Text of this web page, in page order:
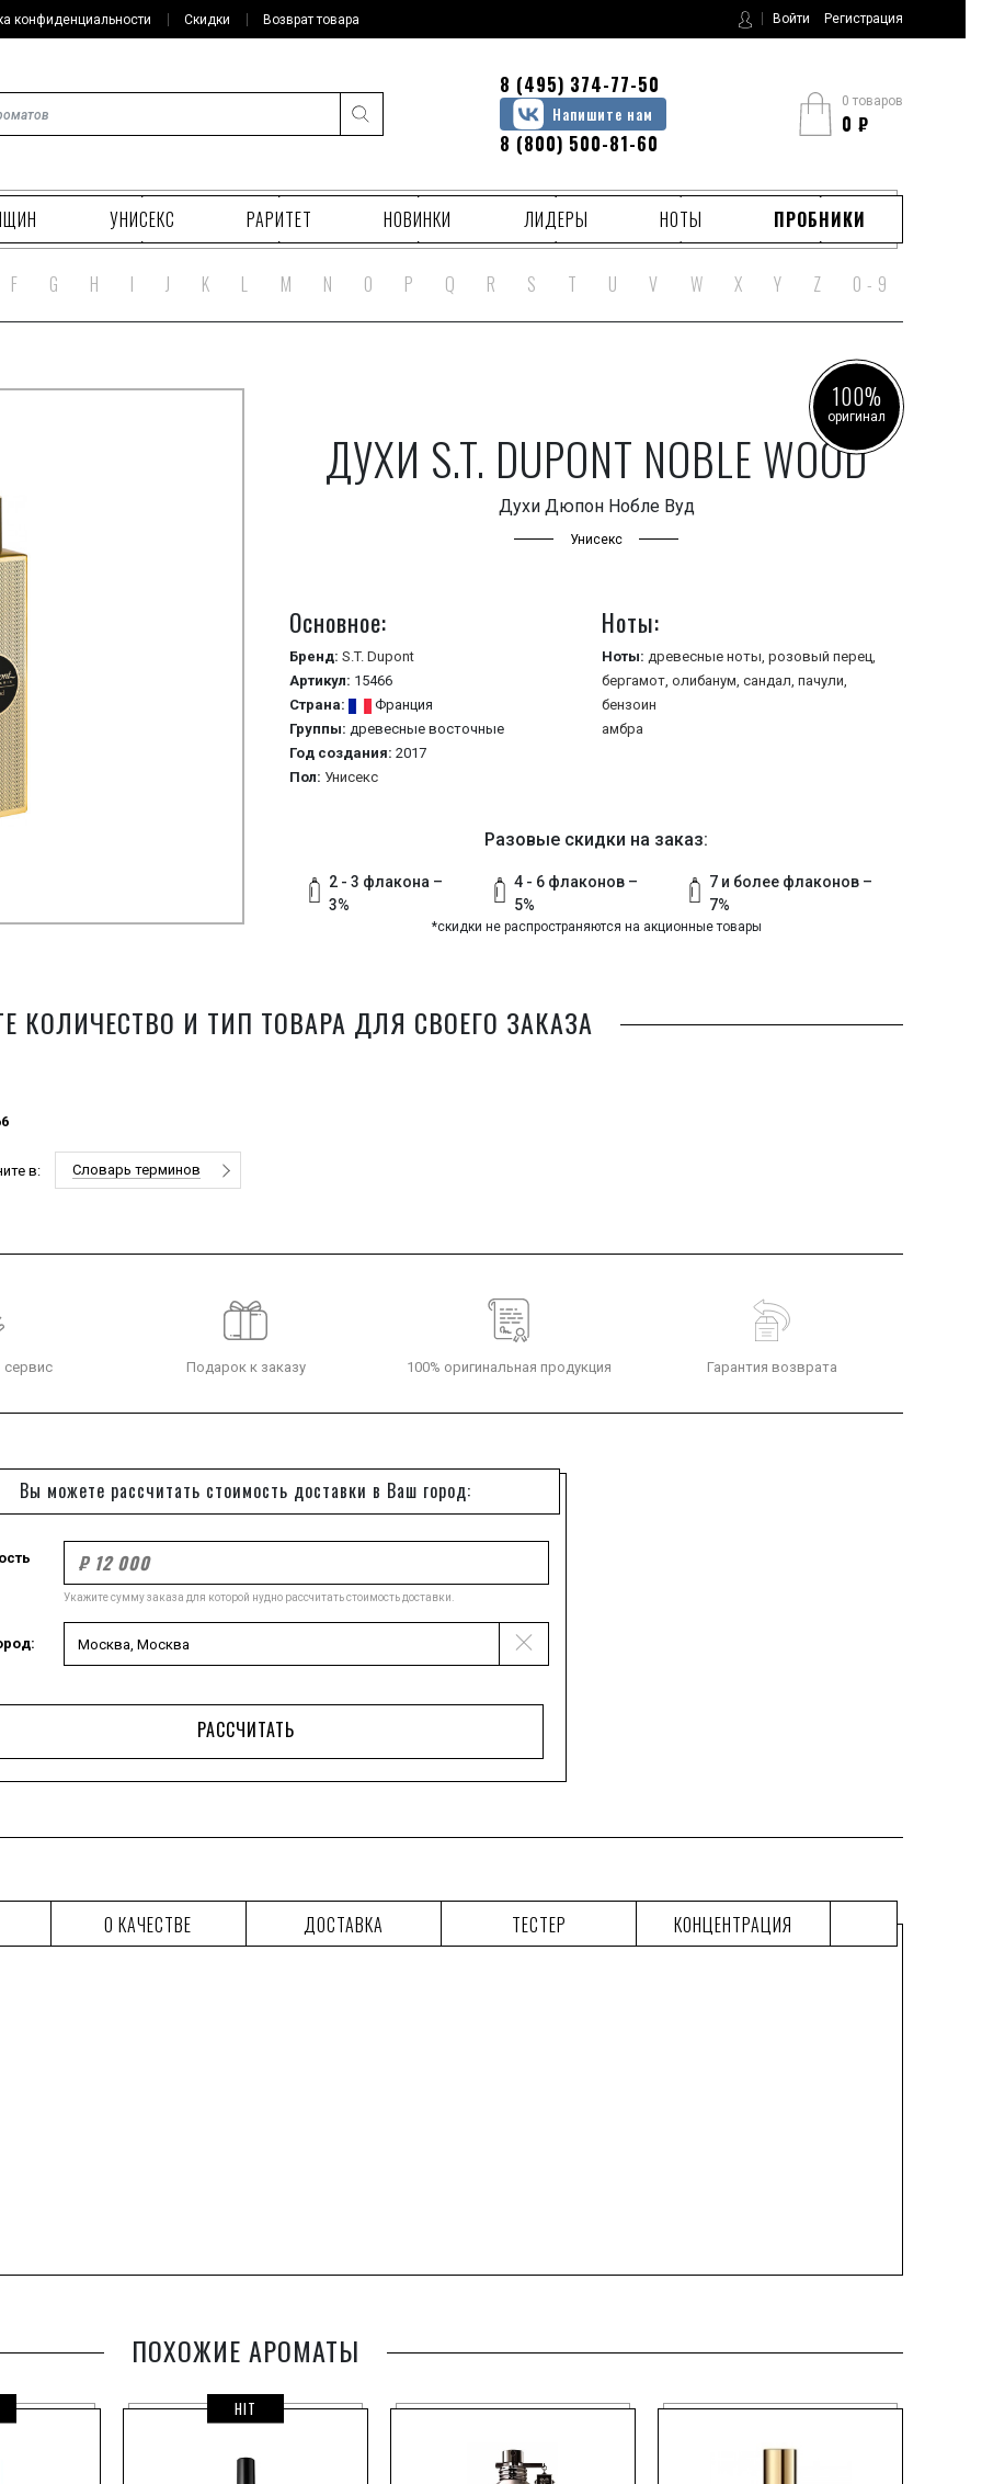
конфиденциальности Скидки Возврат товара Войти Регистрация
8 (495) 374-77-50
Напишите нам
8 (800) 500-81-60
0 товаров
0 ₽
УНИСЕКС РАРИТЕТ НОВИНКИ ЛИДЕРЫ НОТЫ ПРОБНИКИ
F G H I J K L M N O P Q R S T U V W X Y Z 0 - 9
100%
оригинал
ДУХИ S.T. DUPONT NOBLE WOOD
Духи Дюпон Нобле Вуд
Унисекс
Основное:
Бренд: S.T. Dupont
Артикул: 15466
Страна:
Франция
Группы: древесные восточные
Год создания: 2017
Пол: Унисекс
Ноты:
Ноты: древесные ноты, розовый перец,
бергамот, олибанум, сандал, пачули,
бензоин
амбра
Разовые скидки на заказ:
2 - 3 флакона –
3%
4 - 6 флаконов –
5%
7 и более флаконов –
7%
*скидки не распространяются на акционные товары
КОЛИЧЕСТВО И ТИП ТОВАРА ДЛЯ СВОЕГО ЗАКАЗА
в: Словарь терминов
сервис Подарок к заказу 100% оригинальная продукция Гарантия возврата
Вы можете рассчитать стоимость доставки в Ваш город:
Укажите сумму заказа для которой нудно рассчитать стоимость доставки.
РАССЧИТАТЬ
О КАЧЕСТВЕ ДОСТАВКА ТЕСТЕР КОНЦЕНТРАЦИЯ
ПОХОЖИЕ АРОМАТЫ
HIT